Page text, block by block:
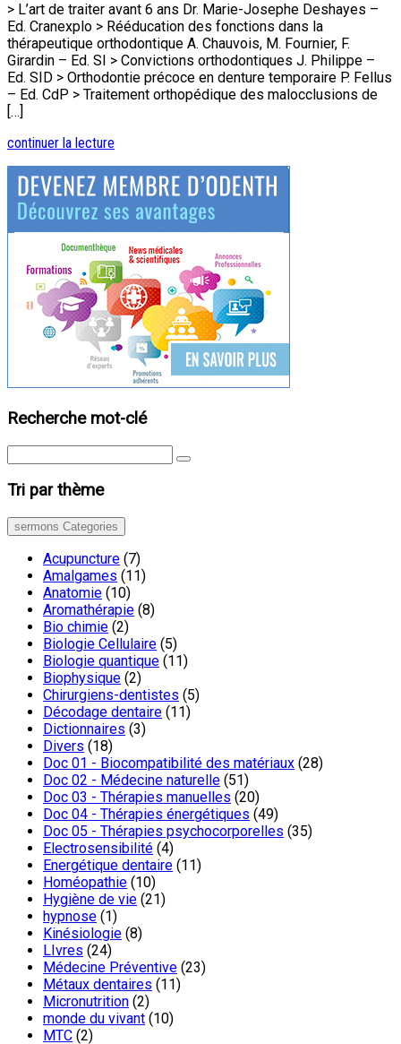
> L’art de traiter avant 6 ans Dr. Marie-Josephe Deshayes –
Ed. Cranexplo > Rééducation des fonctions dans la
thérapeutique orthodontique A. Chauvois, M. Fournier, F.
Girardin – Ed. SI > Convictions orthodontiques J. Philippe –
Ed. SID > Orthodontie précoce en denture temporaire P. Fellus
– Ed. CdP > Traitement orthopédique des malocclusions de
[…]
continuer la lecture
Recherche mot-clé
Tri par thème
sermons Categories
Acupuncture (7)
Amalgames (11)
Anatomie (10)
Aromathérapie (8)
Bio chimie (2)
Biologie Cellulaire (5)
Biologie quantique (11)
Biophysique (2)
Chirurgiens-dentistes (5)
Décodage dentaire (11)
Dictionnaires (3)
Divers (18)
Doc 01 - Biocompatibilité des matériaux (28)
Doc 02 - Médecine naturelle (51)
Doc 03 - Thérapies manuelles (20)
Doc 04 - Thérapies énergétiques (49)
Doc 05 - Thérapies psychocorporelles (35)
Electrosensibilité (4)
Energétique dentaire (11)
Homéopathie (10)
Hygiène de vie (21)
hypnose (1)
Kinésiologie (8)
LIvres (24)
Médecine Préventive (23)
Métaux dentaires (11)
Micronutrition (2)
monde du vivant (10)
MTC (2)